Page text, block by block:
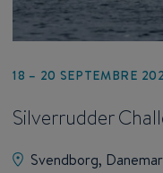
18 – 20 SEPTEMBRE
Silverrudder
Svendborg,